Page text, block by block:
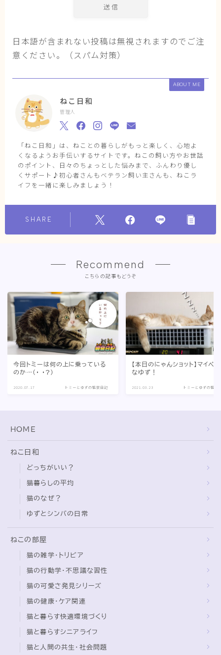
日本語が含まれない投稿は無視されますのでご注
意ください。（スパム対策）
ABOUT ME
ねこ日和
管理人
「ねこ日和」は、ねことの暮らしがもっと楽しく、心地よ
くなるようお手伝いするサイトです。ねこの飼い方やお世話
のポイント、日々のちょっとした悩みまで、ふんわり優し
くサポート♪初心者さんもベテラン飼い主さんも、ねこラ
イフを一緒に楽しみましょう！
SHARE
Recommend
こちらの記事もどうぞ
今回トミーは何の上に乗っている
のか…(・_・?)
2020.07.17 トミーとゆずの観察日記
【本日のにゃんショット】マイペ
なゆず！
2021.03.23 トミーとゆずの観察
HOME
ねこ日和
どっちがいい？
猫暮らしの平均
猫のなぜ？
ゆずとシンバの日常
ねこの部屋
猫の雑学・トリビア
猫の行動学・不思議な習性
猫の可愛さ発見シリーズ
猫の健康・ケア関連
猫と暮らす快適環境づくり
猫と暮らすシニアライフ
猫と人間の共生・社会問題